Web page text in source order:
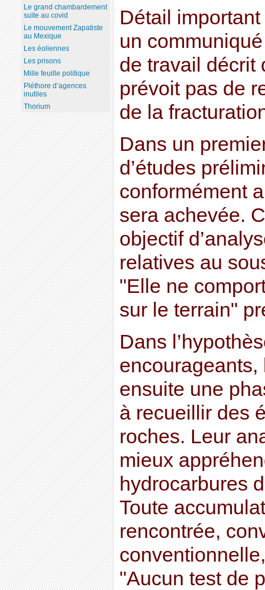
Détail
un
de travail décrit
prévoit pas de
de la
Dans un
d’études
conformément
sera achevée.
objectif
relatives au
"Elle ne
sur le terrain"
Dans
ensuite une
à recueillir des
roches. Leur
mieux
hydrocarbures
Toute
rencontrée,
"Aucun test de
Le grand chambardement
suite au covid
Le mouvement Zapatiste
au Mexique
Les éoliennes
Les prisons
Mille feuille politique
Pléthore d’agences
inutiles
Thorium